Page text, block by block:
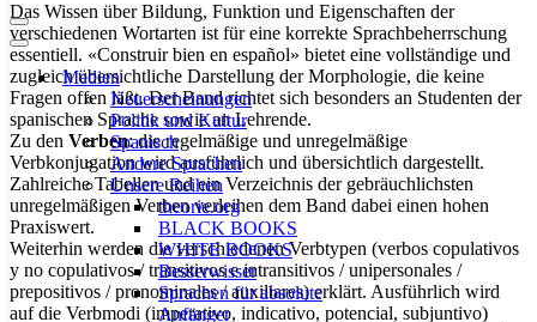
Navigationsmenü
Navigationsmenü
Medien
Neuerscheinungen
Politik und Kultur
Spanisch
Andere Sprachen
Unsere Reihen
theorie.org
BLACK BOOKS
WHITE BOOKS
Besserwisser
Sprachen für absolute
Anfänger
Das Wissen über Bildung, Funktion und Eigenschaften der
verschiedenen Wortarten ist für eine korrekte Sprachbeherrschung
essentiell. «Construir bien en español» bietet eine vollständige und
zugleich übersichtliche Darstellung der Morphologie, die keine
Fragen offen läßt. Der Band richtet sich besonders an Studenten der
spanischen Sprache sowie an Lehrende.
Zu den Verben: die regelmäßige und unregelmäßige
Verbkonjugation wird ausführlich und übersichtlich dargestellt.
Zahlreiche Tabellen und ein Verzeichnis der gebräuchlichsten
unregelmäßigen Verben verleihen dem Band dabei einen hohen
Praxiswert.
Weiterhin werden die verschiedenen Verbtypen (verbos copulativos
y no copulativos / transitivos e intransitivos / unipersonales /
prepositivos / pronominales / auxiliares) erklärt. Ausführlich wird
auf die Verbmodi (imperativo, indicativo, potencial, subjuntivo)